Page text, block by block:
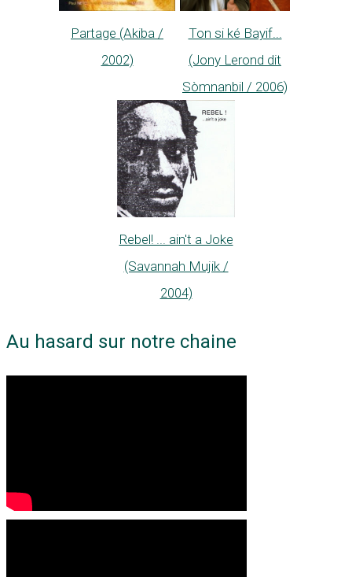
Partage (Akiba /
2002)
Ton si ké Bayif...
(Jony Lerond dit
Sòmnanbil / 2006)
Rebel! ... ain't a Joke
(Savannah Mujik /
2004)
Au hasard sur notre chaine